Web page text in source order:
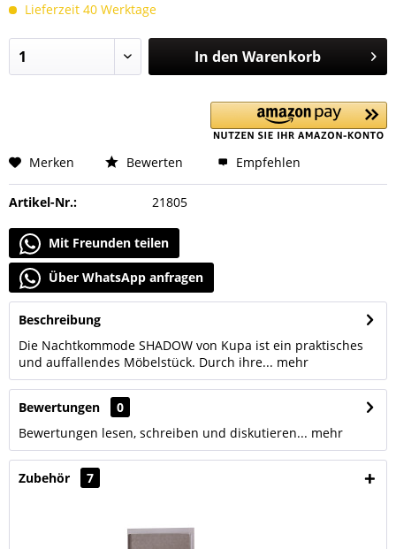
Lieferzeit 40 Werktage
In den Warenkorb
Merken Bewerten Empfehlen
Artikel-Nr.: 21805
Mit Freunden teilen
Über WhatsApp anfragen
Beschreibung
Die Nachtkommode SHADOW von Kupa ist ein praktisches
und auffallendes Möbelstück. Durch ihre... mehr
Bewertungen
0
Bewertungen lesen, schreiben und diskutieren... mehr
Zubehör 7